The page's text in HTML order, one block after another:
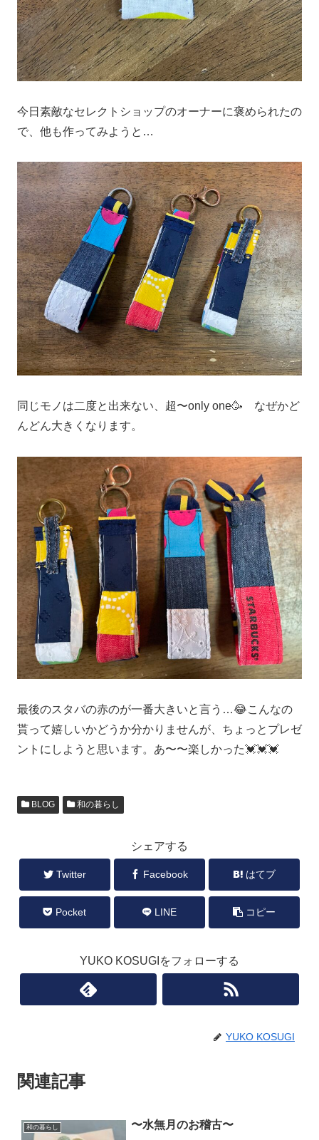
今日素敵なセレクトショップのオーナーに褒められたの
で、他も作ってみようと…
同じモノは二度と出来ない、超〜only one🥳 なぜかど
んどん大きくなります。
最後のスタバの赤のが一番大きいと言う…😂こんなの
貰って嬉しいかどうか分かりませんが、ちょっとプレゼ
ントにしようと思います。あ〜〜楽しかった💓💓💓
BLOG 和の暮らし
シェアする
Twitter Facebook はてブ
Pocket LINE コピー
YUKO KOSUGIをフォローする
YUKO KOSUGI
関連記事
和の暮らし 〜水無月のお稽古〜